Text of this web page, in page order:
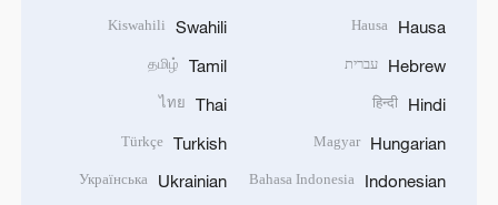
Hausa
Hausa
Hebrew עברית
Hindi
हिन्दी
Hungarian
Magyar
Indonesian
Bahasa Indonesia
Swahili
Kiswahili
Tamil
தமிழ்
Thai
ไทย
Turkish
Türkçe
Ukrainian
Українська